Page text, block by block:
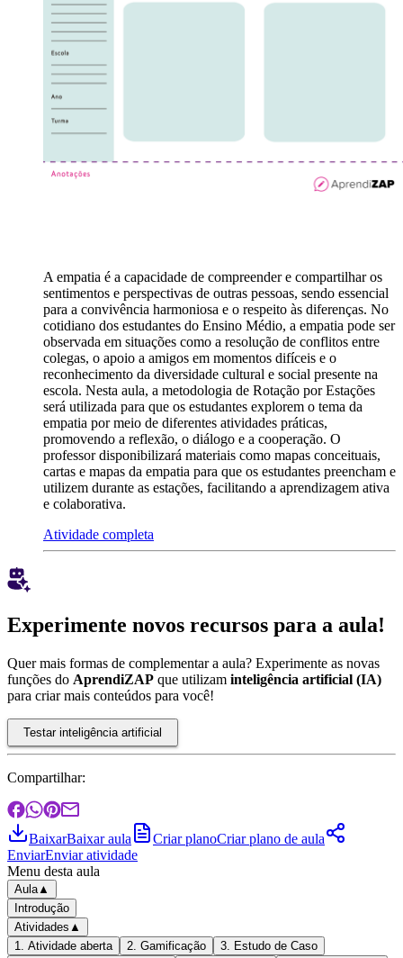
A empatia é a capacidade de compreender e compartilhar os
sentimentos e perspectivas de outras pessoas, sendo essencial
para a convivência harmoniosa e o respeito às diferenças. No
cotidiano dos estudantes do Ensino Médio, a empatia pode ser
observada em situações como a resolução de conflitos entre
colegas, o apoio a amigos em momentos difíceis e o
reconhecimento da diversidade cultural e social presente na
escola. Nesta aula, a metodologia de Rotação por Estações
será utilizada para que os estudantes explorem o tema da
empatia por meio de diferentes atividades práticas,
promovendo a reflexão, o diálogo e a cooperação. O
professor disponibilizará materiais como mapas conceituais,
cartas e mapas da empatia para que os estudantes preencham e
utilizem durante as estações, facilitando a aprendizagem ativa
e colaborativa.
Atividade completa
Experimente novos recursos para a aula!
Quer mais formas de complementar a aula? Experimente as novas
funções do AprendiZAP que utilizam inteligência artificial (IA)
para criar mais conteúdos para você!
Testar inteligência artificial
Compartilhar:
BaixarBaixar aula Criar planoCriar plano de aula
EnviarEnviar atividade
Menu desta aula
Aula▲
Introdução
Atividades ▲
1. Atividade aberta
2. Gamificação 3. Estudo de Caso